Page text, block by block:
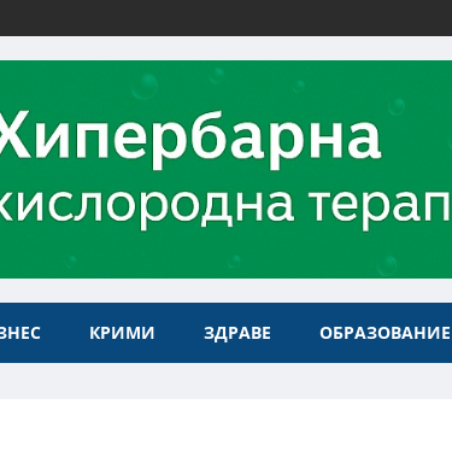
КРИМИ ЗДРАВЕ ОБРАЗОВАНИЕ